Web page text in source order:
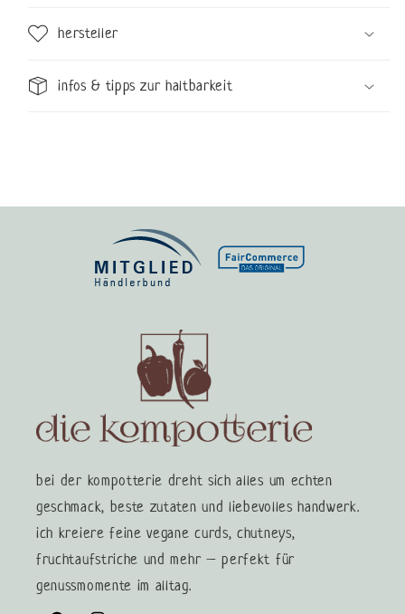
hersteller
infos & tipps zur haltbarkeit
bei der kompotterie dreht sich alles um echten
geschmack, beste zutaten und liebevolles handwerk.
ich kreiere feine vegane curds, chutneys,
fruchtaufstriche und mehr – perfekt für
genussmomente im alltag.